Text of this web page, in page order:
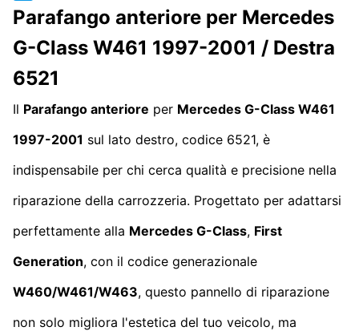
Parafango anteriore per Mercedes
G-Class W461 1997-2001 / Destra
6521
Il Parafango anteriore per Mercedes G-Class W461
1997-2001 sul lato destro, codice 6521, è
indispensabile per chi cerca qualità e precisione nella
riparazione della carrozzeria. Progettato per adattarsi
perfettamente alla Mercedes G-Class, First
Generation, con il codice generazionale
W460/W461/W463, questo pannello di riparazione
non solo migliora l'estetica del tuo veicolo, ma